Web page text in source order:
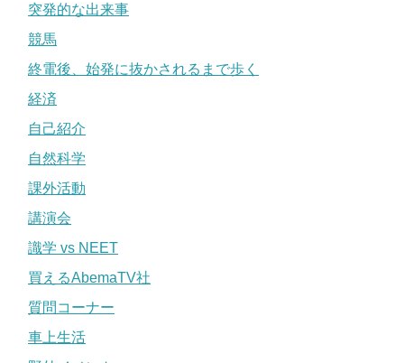
突発的な出来事
競馬
終電後、始発に抜かされるまで歩く
経済
自己紹介
自然科学
課外活動
講演会
識学 vs NEET
買えるAbemaTV社
質問コーナー
車上生活